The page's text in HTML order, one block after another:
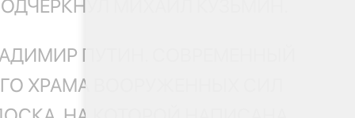
МИХАИЛ КУЗЬМИН.
ПУТИН. СОВРЕМЕННЫЙ
ХРАМА ВООРУЖЕННЫХ СИЛ